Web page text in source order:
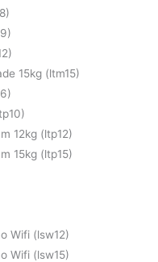
15kg (ltm15)
12kg (ltp12)
15kg (ltp15)
Wifi (lsw12)
Wifi (lsw15)